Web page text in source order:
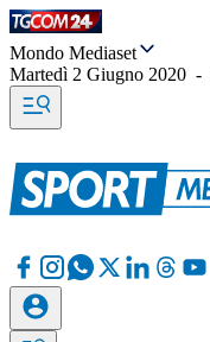
Mondo Mediaset
Martedì 2 Giugno 2020 -